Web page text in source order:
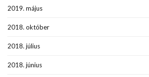
2019. május
2018. október
2018. július
2018. június